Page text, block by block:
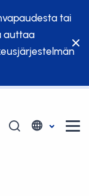
tai
auttaa